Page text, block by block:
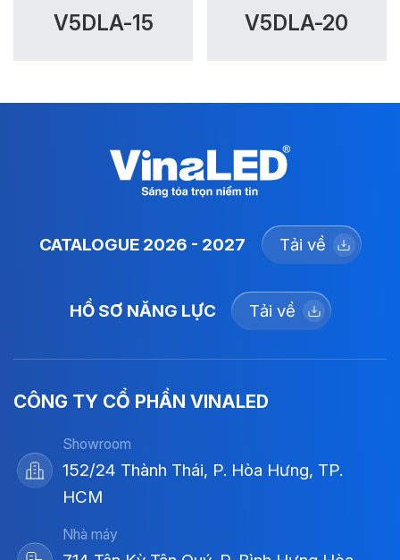
V5DLA-15 V5DLA-20
CATALOGUE 2026 - 2027 Tải về
HỒ SƠ NĂNG LỰC Tải về
CÔNG TY CỔ PHẦN VINALED
Showroom
152/24 Thành Thái, P. Hòa Hưng, TP.
HCM
Nhà máy